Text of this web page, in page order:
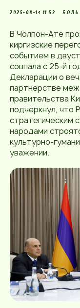
2025-08-14 11:52
В Чолпон-Ате
киргизские
событием в
совпала с 25-й
Декларации о
партнерстве
правительства
подчеркнул, что
стратегическим
народами
культурно-
уважении.